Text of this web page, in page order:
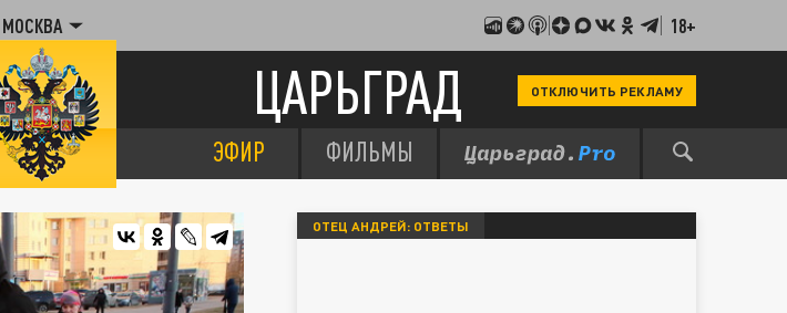
МОСКВА 18+
ЦАРЬГРАД ОТКЛЮЧИТЬ РЕКЛАМУ
ЭФИР ФИЛЬМЫ
ОТЕЦ АНДРЕЙ: ОТВЕТЫ